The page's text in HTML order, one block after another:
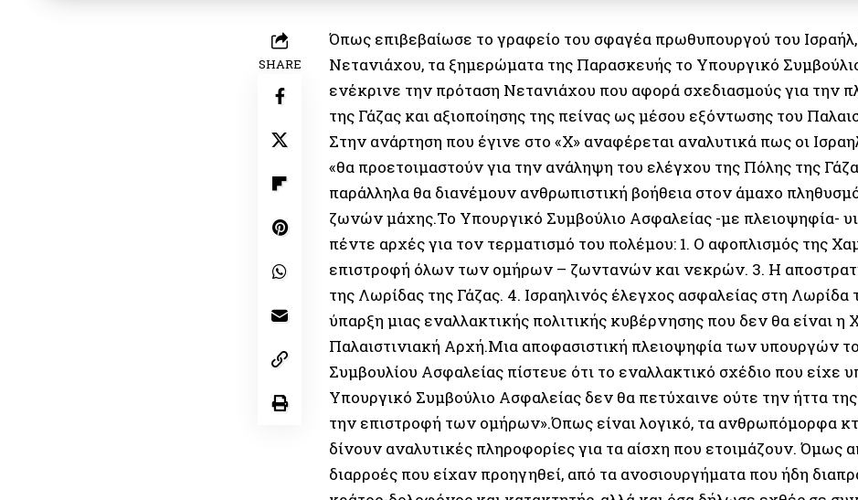
SHARE
Όπως επιβεβαίωσε το γραφείο του σφαγέα πρωθυπουργού του
Νετανιάχου, τα ξημερώματα της Παρασκευής το Υπουργικό
ενέκρινε την πρόταση Νετανιάχου που αφορά σχεδιασμούς για την
της Γάζας και αξιοποίησης της πείνας ως μέσου εξόντωσης του
Στην ανάρτηση που έγινε στο «Χ» αναφέρεται αναλυτικά πως οι
«θα προετοιμαστούν για την ανάληψη του ελέγχου της Πόλης της
παράλληλα θα διανέμουν ανθρωπιστική βοήθεια στον άμαχο
ζωνών μάχης.Το Υπουργικό Συμβούλιο Ασφαλείας -με πλειοψηφία-
πέντε αρχές για τον τερματισμό του πολέμου: 1. Ο αφοπλισμός της
επιστροφή όλων των ομήρων – ζωντανών και νεκρών. 3. Η
της Λωρίδας της Γάζας. 4. Ισραηλινός έλεγχος ασφαλείας στη Λωρίδα
ύπαρξη μιας εναλλακτικής πολιτικής κυβέρνησης που δεν θα είναι η
Παλαιστινιακή Αρχή.Μια αποφασιστική πλειοψηφία των υπουργών
Συμβουλίου Ασφαλείας πίστευε ότι το εναλλακτικό σχέδιο που είχε
Υπουργικό Συμβούλιο Ασφαλείας δεν θα πετύχαινε ούτε την ήττα
την επιστροφή των ομήρων».Όπως είναι λογικό, τα ανθρωπόμορφα
δίνουν αναλυτικές πληροφορίες για τα αίσχη που ετοιμάζουν. Όμως
διαρροές που είχαν προηγηθεί, από τα ανοσιουργήματα που ήδη